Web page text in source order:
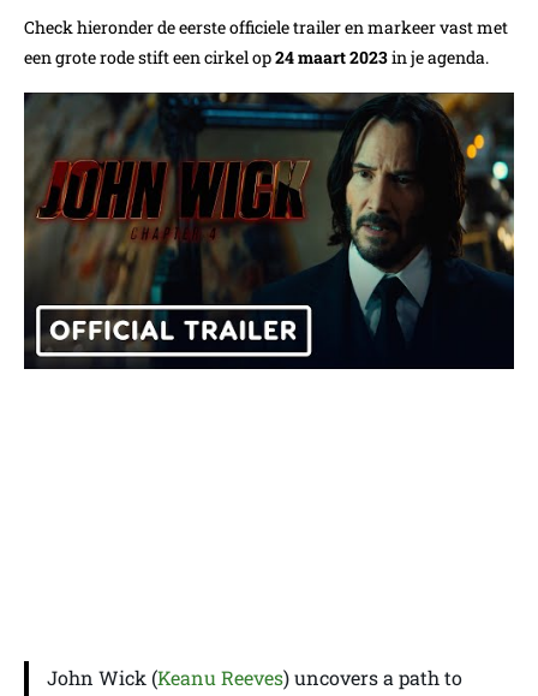
Check hieronder de eerste officiele trailer en markeer vast met
een grote rode stift een cirkel op24 maart 2023in je agenda.
John Wick (Keanu Reeves) uncovers a path to